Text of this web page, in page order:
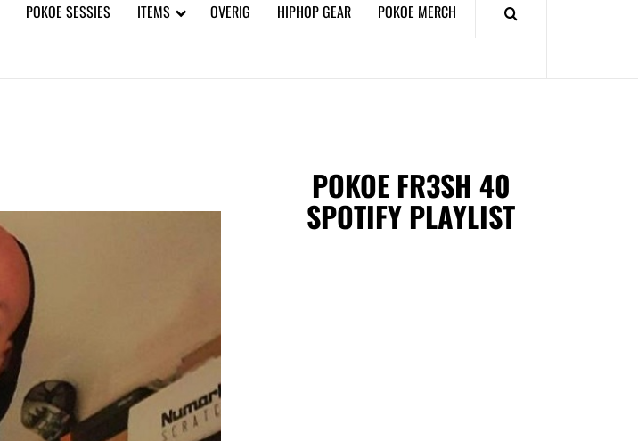
POKOE SESSIES ITEMS OVERIG HIPHOP GEAR POKOE MERCH
POKOE FR3SH 40
SPOTIFY PLAYLIST